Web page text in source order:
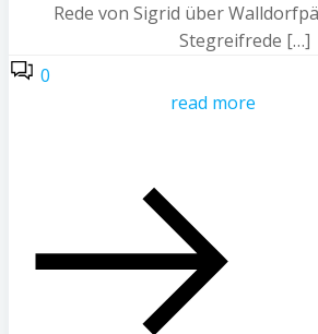
Rede von Sigrid über
Stegreifrede […]
0
read more